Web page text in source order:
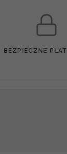
BEZPIECZNE